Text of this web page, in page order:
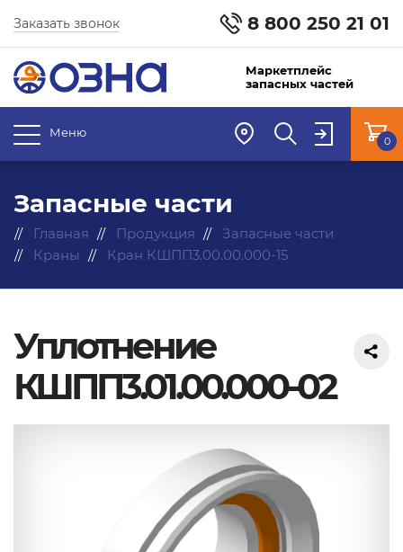
8 800 250 21 01
Заказать звонок
Маркетплейс
запасных частей
Меню
0
Запасные части
Главная Продукция
Запасные части
Краны
Кран КШПП3.00.00.000-15
Уплотнение
КШПП3.01.00.000-02